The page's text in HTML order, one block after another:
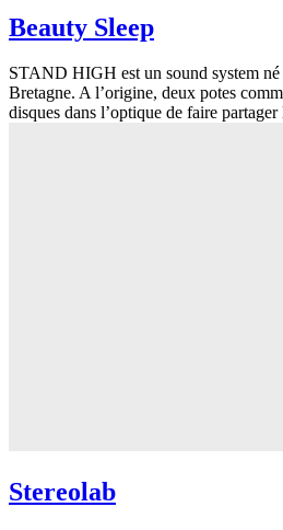
Beauty Sleep
STAND HIGH est un sound system
Bretagne. A l’origine, deux potes
disques dans l’optique de faire partager
Stereolab